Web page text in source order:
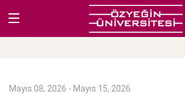
Mayıs 08, 2026 - Mayıs 15, 2026